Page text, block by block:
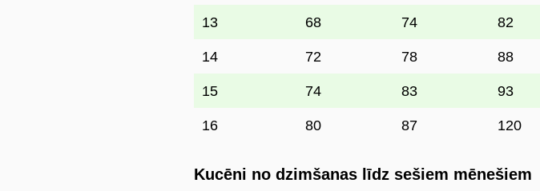
13 68 74 82
14 72 78 88
15 74 83 93
16 80 87 120
Kucēni no dzimšanas līdz sešiem mēnešiem